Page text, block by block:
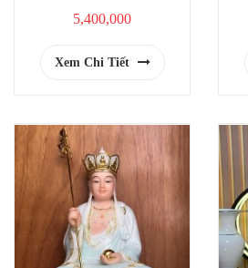
5,400,000
Xem Chi Tiết